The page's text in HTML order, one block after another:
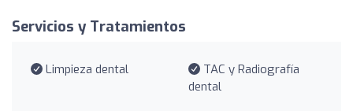
Servicios y Tratamientos
Limpieza dental
TAC y Radiografía
dental